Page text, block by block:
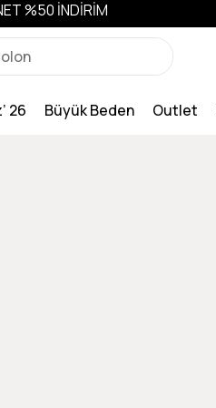
%50 İNDİRİM
26 Büyük Beden Outlet